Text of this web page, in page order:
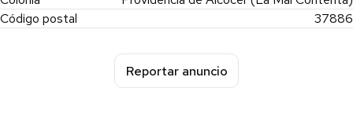
Código postal
37886
Reportar anuncio